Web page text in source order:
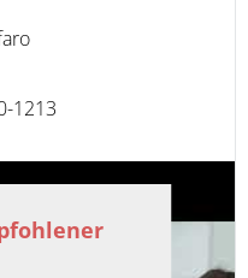
1213